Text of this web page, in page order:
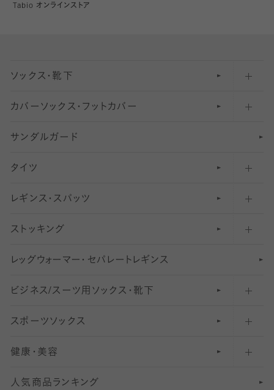
Tabio オンラインストア
ソックス・靴下
五本指ソックス・靴下
足袋ソックス・靴下
無地・プレーンソックス・靴下
柄ソックス・靴下
スニーカー（くるぶし）用ソックス
アンクル・ショートソックス（くるぶし上）
クルーソックス（ふくらはぎ下）
ハイソックス
オーバーニー・ニーハイソックス
カバーソックス・フットカバー
フットカバー・カバーソックス（深め）
フットカバー・カバーソックス（ふつう）
フットカバー・カバーソックス（浅め）
サンダルガード
タイツ
30デニール以下のタイツ（薄手タイツ）
31〜40デニールタイツ
41〜60デニールタイツ
61〜80デニールタイツ
81 〜110デニールタイツ
111〜210デニールタイツ
211デニールタイツ以上（防寒・厚手タイツ）
レギンス・スパッツ
柄レギンス
無地レギンス
レギンスパンツ（レギパン）
マタニティレギンス
5 分丈
6 分丈レギンス
ストッキング
伝線しにくいストッキング
ショートストッキング
結婚式用ストッキング
美脚ストッキング
オールスルーストッキング
レッ グ ウォー マー ・ セパレー ト レ ギンス
ビジネス/スーツ用 ソックス・靴下
匠シリーズ
フレッシャーズ向けソックス・靴下
冠婚葬祭向けソックス・靴下
スポーツソックス
ランニングソックス・靴下
ゴルフソックス・靴下
健康・美容
インナーソックス
人気商品ランキング